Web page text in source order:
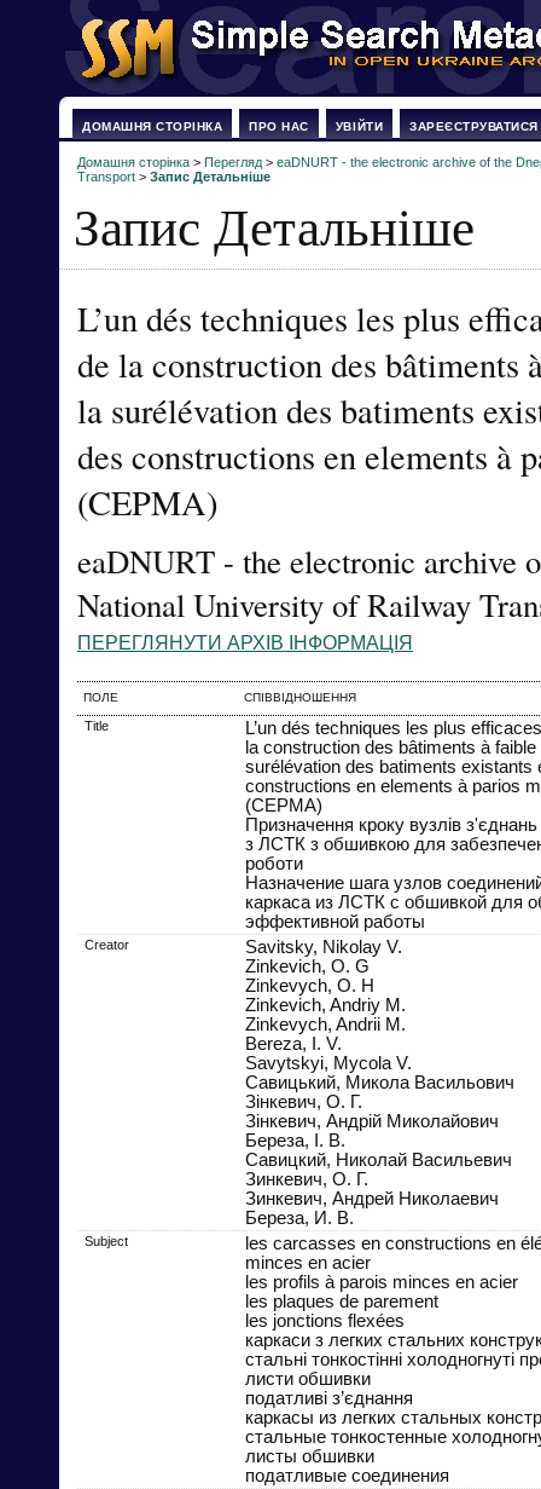
ДОМАШНЯ СТОРІНКА ПРО НАС УВІЙТИ ЗАРЕЄСТРУВАТИСЯ
Домашня сторінка > Перегляд > eaDNURT - the electronic archive of the
Transport > Запис Детальніше
Запис Детальніше
L’un dés techniques les plus
de la construction des bâtiments
la surélévation des batiments
des constructions en elements à
(CEPMA)
eaDNURT - the electronic archive
National University of Railway
ПЕРЕГЛЯНУТИ АРХІВ ІНФОРМАЦІЯ
ПОЛЕ СПІВВІДНОШЕННЯ
Title
L’un dés techniques les plus
la construction des bâtiments à
surélévation des batiments existants
constructions en elements à parios
(CEPMA)
Призначення кроку вузлів
з ЛСТК з обшивкою для
роботи
Назначение шага узлов
каркаса из ЛСТК с обшивкой для
эффективной работы
Creator
Savitsky, Nikolay V.
Zinkevich, O. G
Zinkevych, O. H
Zinkevich, Andriy M.
Zinkevych, Andrii M.
Bereza, I. V.
Savytskyi, Mycola V.
Савицький, Микола Васильович
Зінкевич, О. Г.
Зінкевич, Андрій Миколайович
Береза, І. В.
Савицкий, Николай Васильевич
Зинкевич, О. Г.
Зинкевич, Андрей Николаевич
Береза, И. В.
Subject
les carcasses en constructions en
minces en acier
les profils à parois minces en acier
les plaques de parement
les jonctions flexées
каркаси з легких стальних
стальні тонкостінні холодногнуті
листи обшивки
податливі з’єднання
каркасы из легких стальных
стальные тонкостенные
листы обшивки
податливые соединения